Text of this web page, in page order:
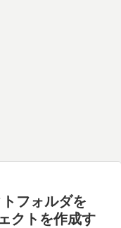
フォルダを
クトを作成す